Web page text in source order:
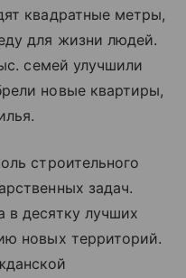
квадратные метры,
для жизни людей.
семей улучшили
новые квартиры,
строительного
задач.
в десятку лучших
новых территорий.